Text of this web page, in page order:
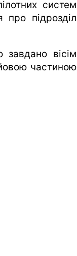
систем
підрозділ
вісім
частиною